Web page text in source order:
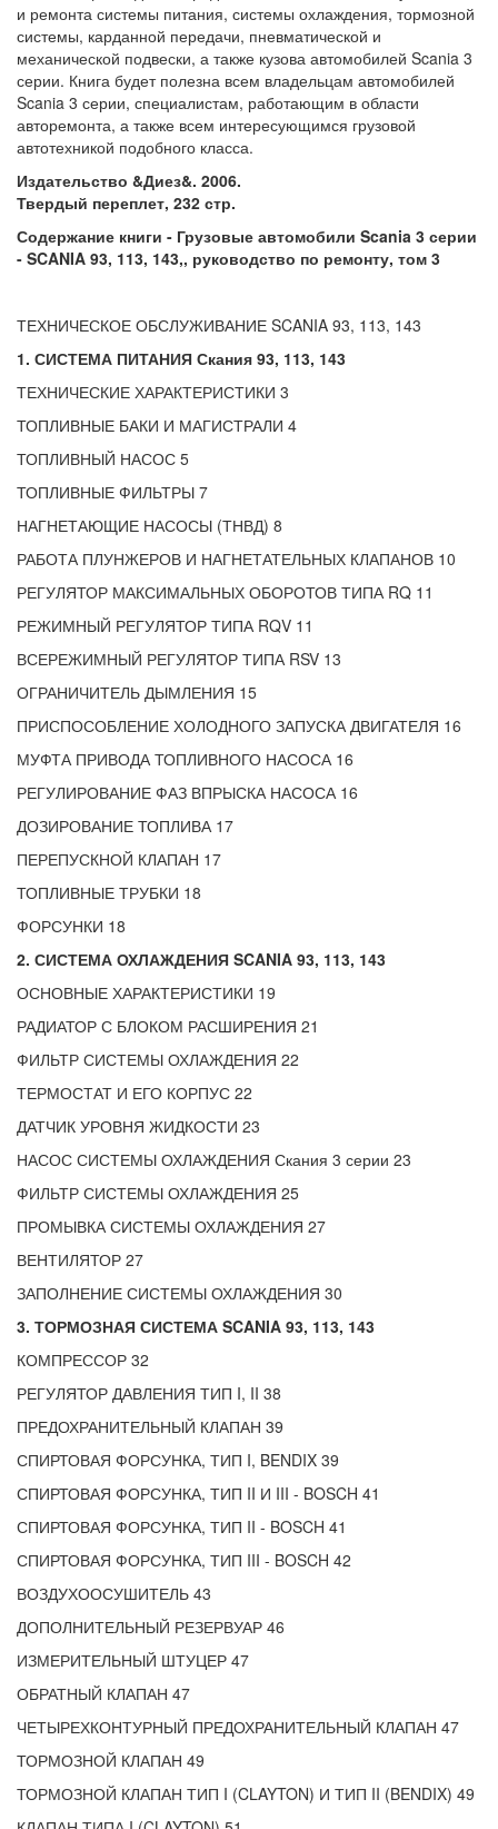
и ремонта системы питания, системы охлаждения, тормозной
системы, карданной передачи, пневматической и
механической подвески, а также кузова автомобилей Scania 3
серии. Книга будет полезна всем владельцам автомобилей
Scania 3 серии, специалистам, работающим в области
авторемонта, а также всем интересующимся грузовой
автотехникой подобного класса.
Издательство &Диез&. 2006.
Твердый переплет, 232 стр.
Содержание книги - Грузовые автомобили Scania 3 серии
- SCANIA 93, 113, 143,, руководство по ремонту, том 3
ТЕХНИЧЕСКОЕ ОБСЛУЖИВАНИЕ SCANIA 93, 113, 143
1. СИСТЕМА ПИТАНИЯ Скания 93, 113, 143
ТЕХНИЧЕСКИЕ ХАРАКТЕРИСТИКИ 3
ТОПЛИВНЫЕ БАКИ И МАГИСТРАЛИ 4
ТОПЛИВНЫЙ НАСОС 5
ТОПЛИВНЫЕ ФИЛЬТРЫ 7
НАГНЕТАЮЩИЕ НАСОСЫ (ТНВД) 8
РАБОТА ПЛУНЖЕРОВ И НАГНЕТАТЕЛЬНЫХ КЛАПАНОВ 10
РЕГУЛЯТОР МАКСИМАЛЬНЫХ ОБОРОТОВ ТИПА RQ 11
РЕЖИМНЫЙ РЕГУЛЯТОР ТИПА RQV 11
ВСЕРЕЖИМНЫЙ РЕГУЛЯТОР ТИПА RSV 13
ОГРАНИЧИТЕЛЬ ДЫМЛЕНИЯ 15
ПРИСПОСОБЛЕНИЕ ХОЛОДНОГО ЗАПУСКА ДВИГАТЕЛЯ 16
МУФТА ПРИВОДА ТОПЛИВНОГО НАСОСА 16
РЕГУЛИРОВАНИЕ ФАЗ ВПРЫСКА НАСОСА 16
ДОЗИРОВАНИЕ ТОПЛИВА 17
ПЕРЕПУСКНОЙ КЛАПАН 17
ТОПЛИВНЫЕ ТРУБКИ 18
ФОРСУНКИ 18
2. СИСТЕМА ОХЛАЖДЕНИЯ SCANIA 93, 113, 143
ОСНОВНЫЕ ХАРАКТЕРИСТИКИ 19
РАДИАТОР С БЛОКОМ РАСШИРЕНИЯ 21
ФИЛЬТР СИСТЕМЫ ОХЛАЖДЕНИЯ 22
ТЕРМОСТАТ И ЕГО КОРПУС 22
ДАТЧИК УРОВНЯ ЖИДКОСТИ 23
НАСОС СИСТЕМЫ ОХЛАЖДЕНИЯ Скания 3 серии 23
ФИЛЬТР СИСТЕМЫ ОХЛАЖДЕНИЯ 25
ПРОМЫВКА СИСТЕМЫ ОХЛАЖДЕНИЯ 27
ВЕНТИЛЯТОР 27
ЗАПОЛНЕНИЕ СИСТЕМЫ ОХЛАЖДЕНИЯ 30
3. ТОРМОЗНАЯ СИСТЕМА SCANIA 93, 113, 143
КОМПРЕССОР 32
РЕГУЛЯТОР ДАВЛЕНИЯ ТИП I, II 38
ПРЕДОХРАНИТЕЛЬНЫЙ КЛАПАН 39
СПИРТОВАЯ ФОРСУНКА, ТИП I, BENDIX 39
СПИРТОВАЯ ФОРСУНКА, ТИП II И III - BOSCH 41
СПИРТОВАЯ ФОРСУНКА, ТИП II - BOSCH 41
СПИРТОВАЯ ФОРСУНКА, ТИП III - BOSCH 42
ВОЗДУХООСУШИТЕЛЬ 43
ДОПОЛНИТЕЛЬНЫЙ РЕЗЕРВУАР 46
ИЗМЕРИТЕЛЬНЫЙ ШТУЦЕР 47
ОБРАТНЫЙ КЛАПАН 47
ЧЕТЫРЕХКОНТУРНЫЙ ПРЕДОХРАНИТЕЛЬНЫЙ КЛАПАН 47
ТОРМОЗНОЙ КЛАПАН 49
ТОРМОЗНОЙ КЛАПАН ТИП I (CLAYTON) И ТИП II (BENDIX) 49